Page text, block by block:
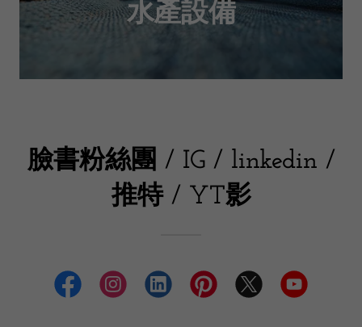
水產設備
臉書粉絲團 / IG / linkedin /
推特 / YT影